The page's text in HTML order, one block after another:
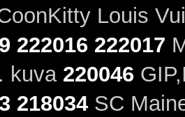
Louis
222016 222017
kuva 220046
218034SC